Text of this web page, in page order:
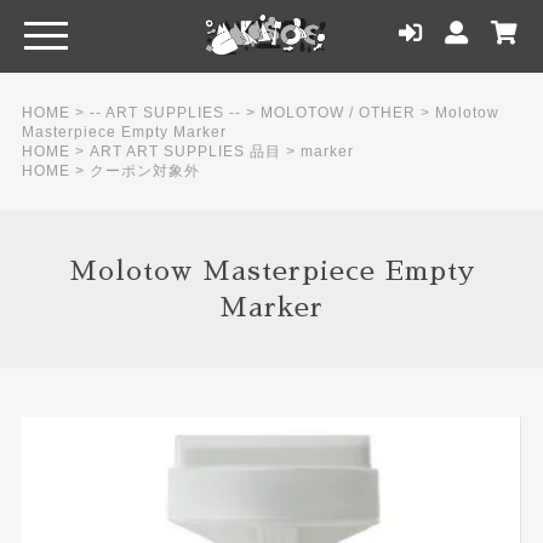
HOME > -- ART SUPPLIES -- > MOLOTOW / OTHER > Molotow
Masterpiece Empty Marker
HOME > ART ART SUPPLIES 品目 > marker
HOME > クーポン対象外
Molotow Masterpiece Empty
Marker